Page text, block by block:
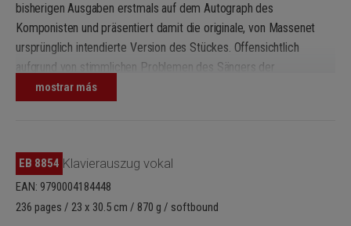
bisherigen Ausgaben erstmals auf dem Autograph des
Komponisten und präsentiert damit die originale, von Massenet
ursprünglich intendierte Version des Stückes. Offensichtlich
aufgrund von stimmlichen Problemen des Sängers der
Uraufführung hatte der Komponist im Schlussduett nachträglich
Reduktionen vorgenommen, die nun rückgängig gemacht wurden.
mostrar más
EB 8854 Klavierauszug vokal
EAN: 9790004184448
236 pages / 23 x 30.5 cm / 870 g / softbound